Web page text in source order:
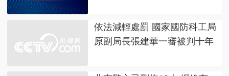
依法減輕處罰 國家國防科工局
原副局長張建華一審被判十年